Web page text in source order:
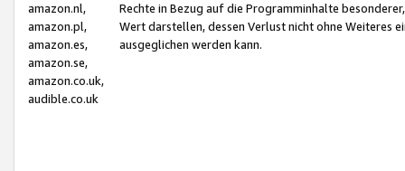
amazon.nl,
amazon.pl,
amazon.es,
amazon.se,
amazon.co.uk,
audible.co.uk
Rechte in Bezug auf die Programminhalte
Wert darstellen, dessen Verlust nicht ohne Weiteres
ausgeglichen werden kann.